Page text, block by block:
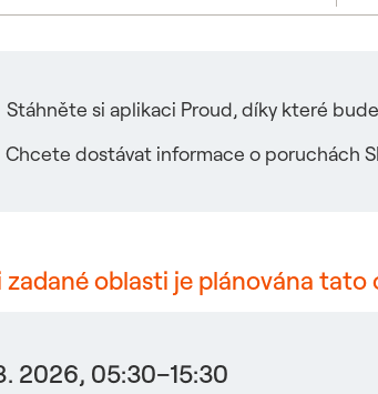
Stáhněte si aplikaci Proud, díky které
Chcete dostávat informace o poruchách
zadané oblasti je plánována tato
2026, 05:30–15:30